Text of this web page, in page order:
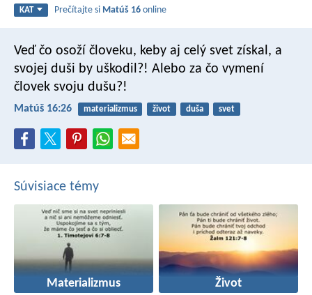
KAT Prečítajte si Matúš 16 online
Veď čo osoží človeku, keby aj celý svet získal, a
svojej duši by uškodil?! Alebo za čo vymení
človek svoju dušu?!
Matúš 16:26 materializmus život duša svet
Súvisiace témy
Materializmus Život